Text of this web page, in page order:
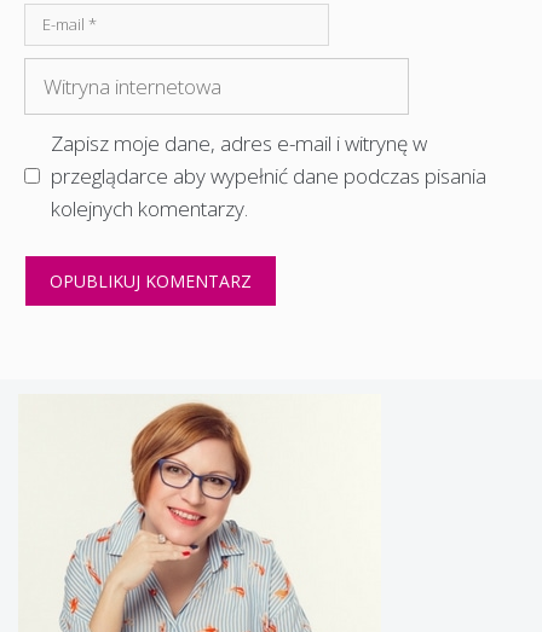
mail
internetowa
Zapisz moje dane, adres e-mail i witrynę w
przeglądarce aby wypełnić dane podczas pisania
kolejnych komentarzy.